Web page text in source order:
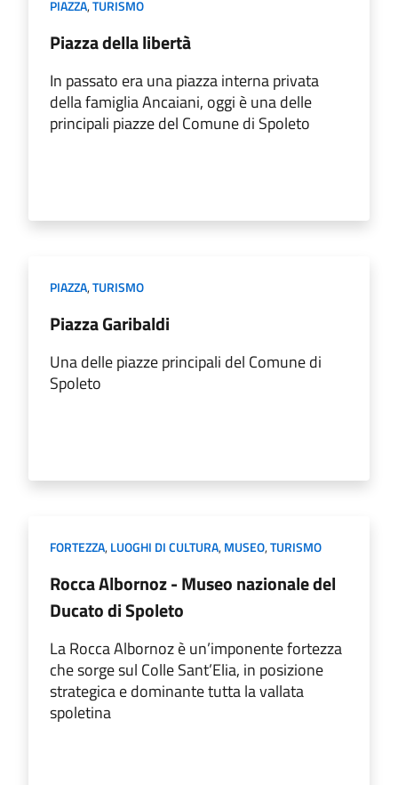
PIAZZA,TURISMO
Piazza della libertà
In passato era una piazza interna privata
della famiglia Ancaiani, oggi è una delle
principali piazze del Comune di Spoleto
PIAZZA,TURISMO
Piazza Garibaldi
Una delle piazze principali del Comune di
Spoleto
FORTEZZA,LUOGHI DI CULTURA,MUSEO,TURISMO
Rocca Albornoz - Museo nazionale del
Ducato di Spoleto
La Rocca Albornoz è un’imponente fortezza
che sorge sul Colle Sant’Elia, in posizione
strategica e dominante tutta la vallata
spoletina